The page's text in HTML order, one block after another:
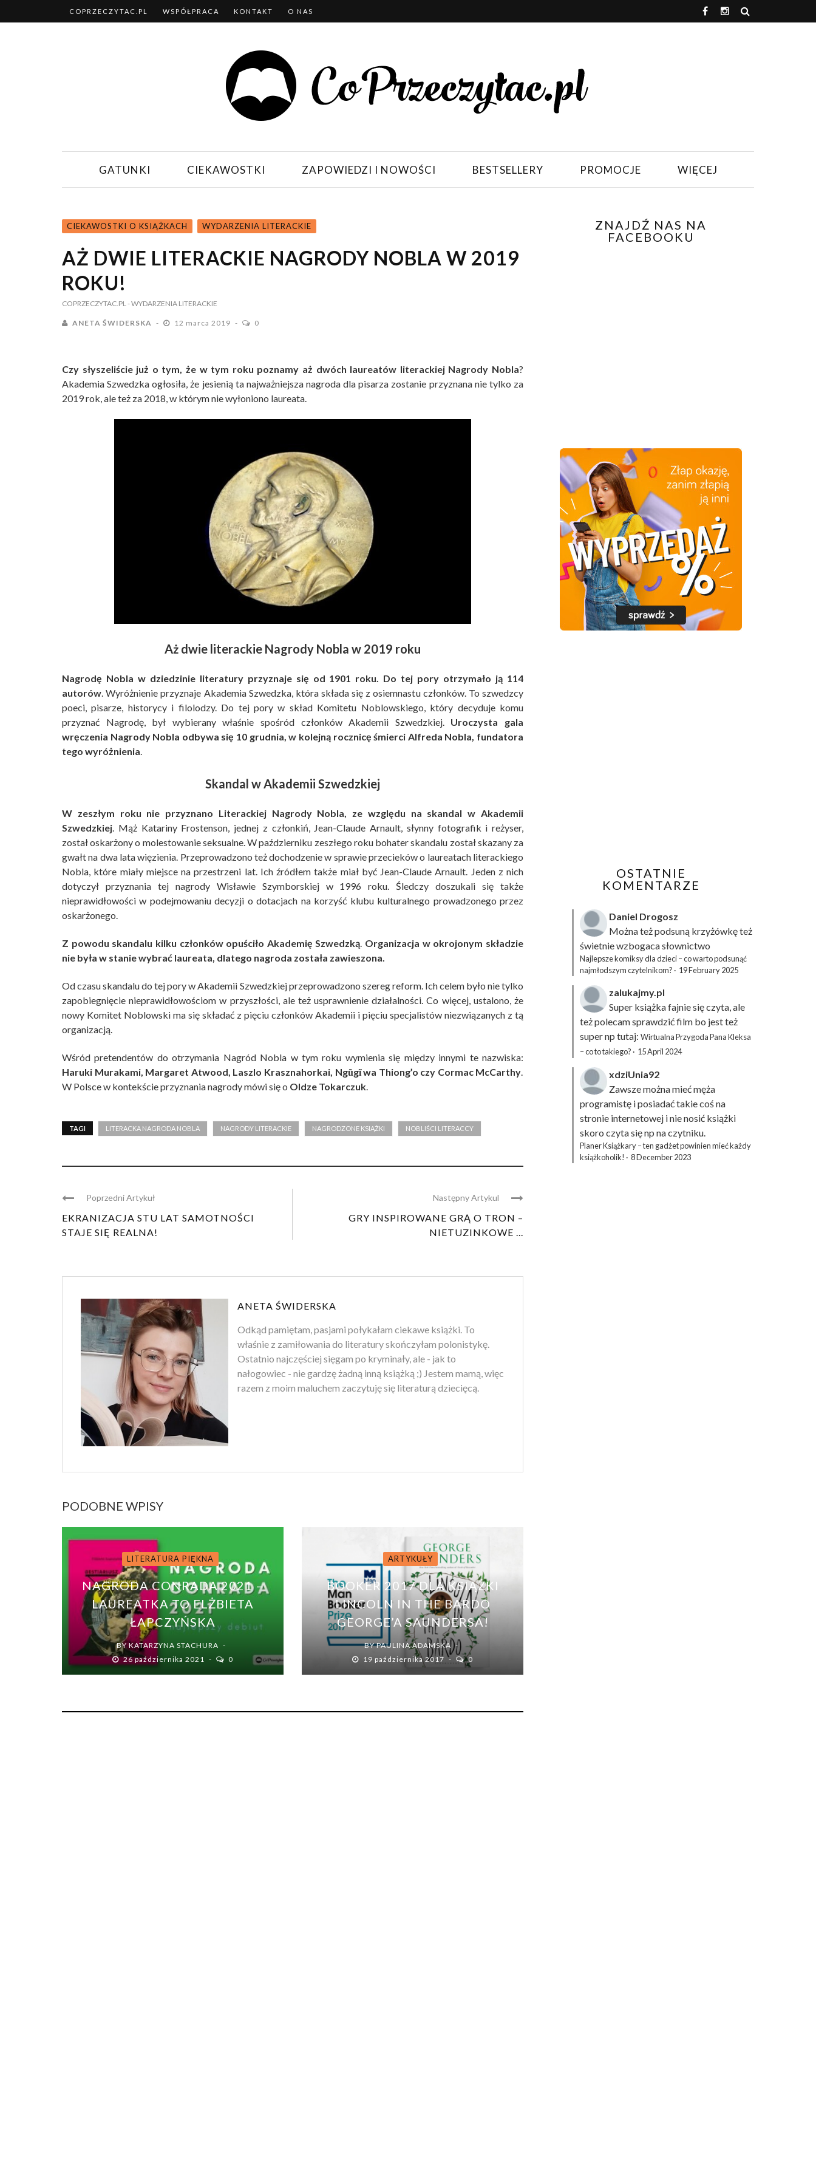
COPRZECZYTAC.PL WSPÓŁPRACA KONTAKT O NAS
GATUNKI CIEKAWOSTKI ZAPOWIEDZI I NOWOŚCI BESTSELLERY PROMOCJE WIĘCEJ
CIEKAWOSTKI O KSIĄŻKACH WYDARZENIA LITERACKIE
AŻ DWIE LITERACKIE NAGRODY NOBLA W 2019
ROKU!
COPRZECZYTAC.PL- WYDARZENIA LITERACKIE
ANETA ŚWIDERSKA 12 marca 2019 0
Czy słyszeliście już o tym, że w tym roku poznamy aż dwóch laureatów literackiej Nagrody Nobla?
Akademia Szwedzka ogłosiła, że jesienią ta najważniejsza nagroda dla pisarza zostanie przyznana nie tylko za
2019 rok, ale też za 2018, w którym nie wyłoniono laureata.
Aż dwie literackie Nagrody Nobla w 2019 roku
Nagrodę Nobla w dziedzinie literatury przyznaje się od 1901 roku. Do tej pory otrzymało ją 114
autorów . Wyróżnienie przyznaje Akademia Szwedzka, która składa się z osiemnastu członków. To szwedzcy
poeci, pisarze, historycy i filolodzy. Do tej pory w skład Komitetu Noblowskiego, który decyduje komu
przyznać Nagrodę, był wybierany właśnie spośród członków Akademii Szwedzkiej. Uroczysta gala
wręczenia Nagrody Nobla odbywa się 10 grudnia, w kolejną rocznicę śmierci Alfreda Nobla, fundatora
tego wyróżnienia
Skandal w Akademii Szwedzkiej
W zeszłym roku nie przyznano Literackiej Nagrody Nobla, ze względu na skandal w Akademii
Szwedzkiej . Mąż Katariny Frostenson, jednej z członkiń, Jean-Claude Arnault, słynny fotografik i reżyser,
został oskarżony o molestowanie seksualne. W październiku zeszłego roku bohater skandalu został skazany za
gwałt na dwa lata więzienia. Przeprowadzono też dochodzenie w sprawie przecieków o laureatach literackiego
Nobla, które miały miejsce na przestrzeni lat. Ich źródłem także miał być Jean-Claude Arnault. Jeden z nich
dotyczył przyznania tej nagrody Wisławie Szymborskiej w 1996 roku. Śledczy doszukali się także
nieprawidłowości w podejmowaniu decyzji o dotacjach na korzyść klubu kulturalnego prowadzonego przez
oskarżonego.
Z powodu skandalu kilku członków opuściło Akademię Szwedzką Organizacja w okrojonym składzie
nie była w stanie wybrać laureata, dlatego nagroda została zawieszona.
Od czasu skandalu do tej pory w Akademii Szwedzkiej przeprowadzono szereg reform. Ich celem było nie tylko
zapobiegnięcie nieprawidłowościom w przyszłości, ale też usprawnienie działalności. Co więcej, ustalono, że
nowy Komitet Noblowski ma się składać z pięciu członków Akademii i pięciu specjalistów niezwiązanych z tą
organizacją.
Wśród pretendentów do otrzymania Nagród Nobla w tym roku wymienia się między innymi te nazwiska:
Haruki Murakami, Margaret Atwood, Laszlo Krasznahorkai, Ngũgĩ wa Thiong’o czy Cormac McCarthy
W Polsce w kontekście przyznania nagrody mówi się o Oldze Tokarczuk
TAGI LITERACKA NAGRODA NOBLA NAGRODY LITERACKIE NAGRODZONE KSIĄŻKI NOBLIŚCI LITERACCY
Poprzedni Artykuł
EKRANIZACJA STU LAT SAMOTNOŚCI
STAJE SIĘ REALNA!
Następny Artykul
GRY INSPIROWANE GRĄ O TRON –
NIETUZINKOWE ...
ANETA ŚWIDERSKA
Odkąd pamiętam, pasjami połykałam ciekawe książki. To
właśnie z zamiłowania do literatury skończyłam polonistykę.
Ostatnio najczęściej sięgam po kryminały, ale - jak to
nałogowiec - nie gardzę żadną inną książką ;) Jestem mamą, więc
razem z moim maluchem zaczytuję się literaturą dziecięcą.
PODOBNE WPISY
LITERATURA PIĘKNA
NAGRODA CONRADA 2021 –
LAUREATKA TO ELŻBIETA
ŁAPCZYŃSKA
BYKATARZYNA STACHURA
26 października 2021
0
ARTYKUŁY
BOOKER 2017 DLA KSIĄŻKI
LINCOLN IN THE BARDO
GEORGE’A SAUNDERSA!
BYPAULINA ADAMSKA
19 października 2017
0
ZNAJDŹ NAS NA
FACEBOOKU
OSTATNIE
KOMENTARZE
Daniel Drogosz
Można też podsuną krzyżówkęteż
świetnie wzbogaca słownictwo
Najlepsze komiksy dla dzieci – co warto podsunąć
najmłodszym czytelnikom? · 19 February 2025
zalukajmy.pl
Super książka fajnie się czyta, ale
też polecam sprawdzić film bo jest też
super np tutaj: Wirtualna Przygoda Pana Kleksa
– co to takiego? · 15 April 2024
xdziUnia92
Zawsze można mieć męża
programistę i posiadać takie coś na
stronie internetowej i nie nosić książki
skoro czyta się np na czytniku.
Planer Książkary – ten gadżet powinien mieć każdy
książkoholik! · 8 December 2023